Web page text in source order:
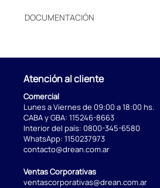
DOCUMENTACIÓN
Atención al cliente
Comercial
Lunes a Viernes de 09:00 a 18:00 hs.
CABA y GBA: 115246-8663
Interior del país: 0800-345-6580
WhatsApp: 1150237973
contacto@drean.com.ar
Ventas Corporativas
ventascorporativas@drean.com.ar